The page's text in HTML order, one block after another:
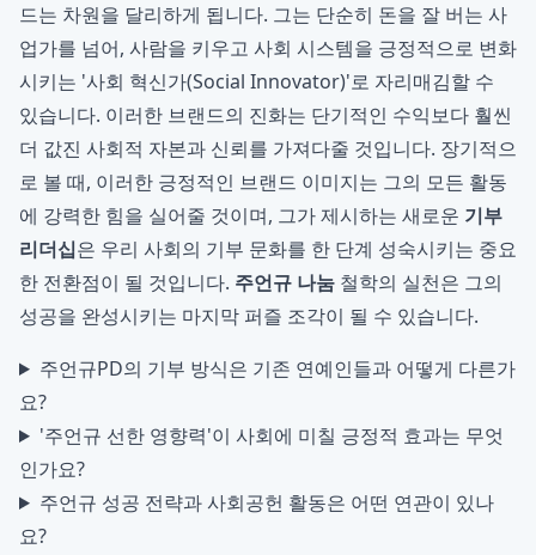
드는 차원을 달리하게 됩니다. 그는 단순히 돈을 잘 버는 사
업가를 넘어, 사람을 키우고 사회 시스템을 긍정적으로 변화
시키는 '사회 혁신가(Social Innovator)'로 자리매김할 수
있습니다. 이러한 브랜드의 진화는 단기적인 수익보다 훨씬
더 값진 사회적 자본과 신뢰를 가져다줄 것입니다. 장기적으
로 볼 때, 이러한 긍정적인 브랜드 이미지는 그의 모든 활동
에 강력한 힘을 실어줄 것이며, 그가 제시하는 새로운 기부
리더십은 우리 사회의 기부 문화를 한 단계 성숙시키는 중요
한 전환점이 될 것입니다. 주언규 나눔 철학의 실천은 그의
성공을 완성시키는 마지막 퍼즐 조각이 될 수 있습니다.
주언규PD의 기부 방식은 기존 연예인들과 어떻게 다른가
요?
'주언규 선한 영향력'이 사회에 미칠 긍정적 효과는 무엇
인가요?
주언규 성공 전략과 사회공헌 활동은 어떤 연관이 있나
요?